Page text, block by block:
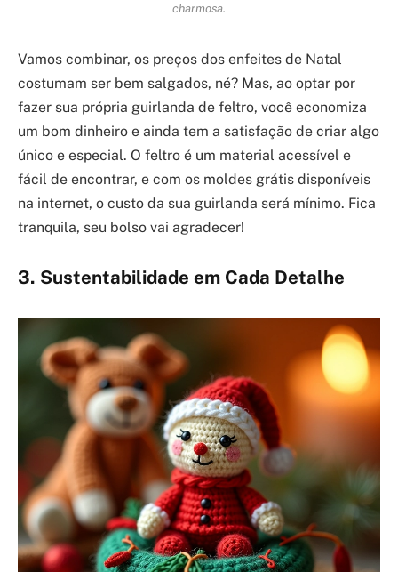
charmosa.
Vamos combinar, os preços dos enfeites de Natal
costumam ser bem salgados, né? Mas, ao optar por
fazer sua própria guirlanda de feltro, você economiza
um bom dinheiro e ainda tem a satisfação de criar algo
único e especial. O feltro é um material acessível e
fácil de encontrar, e com os moldes grátis disponíveis
na internet, o custo da sua guirlanda será mínimo. Fica
tranquila, seu bolso vai agradecer!
3. Sustentabilidade em Cada Detalhe